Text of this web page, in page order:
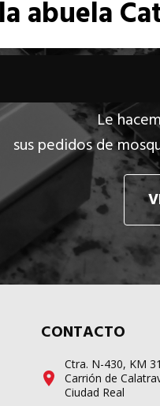
abuela
Le
sus pedidos de
CONTACTO
Ctra. N-430, KM
Carrión de
Ciudad Real